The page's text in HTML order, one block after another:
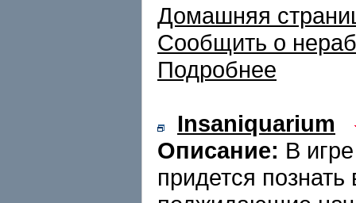
Домашняя
Сообщить о
Подробнее
Insaniquarium
Описание: В
придется познать